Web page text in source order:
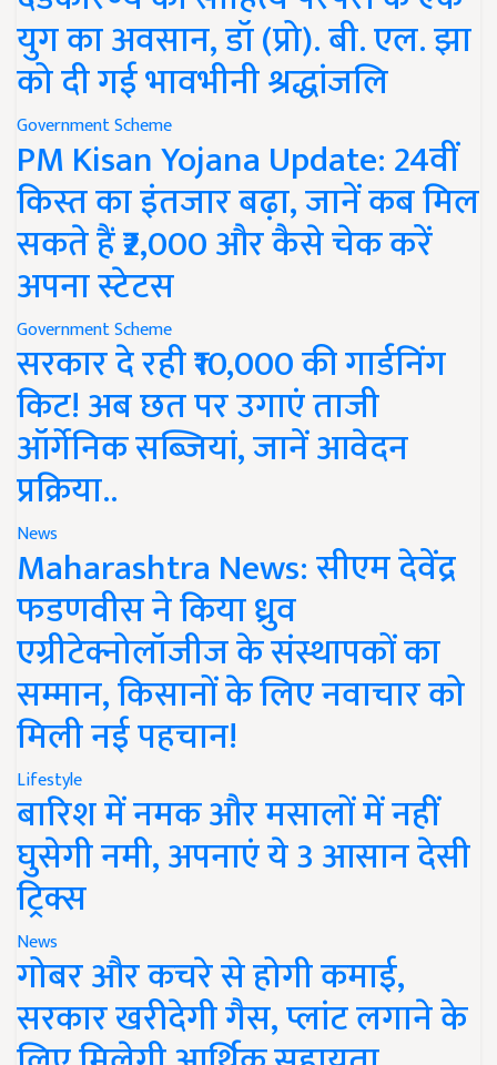
युग का अवसान, डॉ (प्रो). बी. एल. झा
को दी गई भावभीनी श्रद्धांजलि
Government Scheme
PM Kisan Yojana Update: 24वीं
किस्त का इंतजार बढ़ा, जानें कब मिल
सकते हैं ₹2,000 और कैसे चेक करें
अपना स्टेटस
Government Scheme
सरकार दे रही ₹10,000 की गार्डनिंग
किट! अब छत पर उगाएं ताजी
ऑर्गेनिक सब्जियां, जानें आवेदन
प्रक्रिया..
News
Maharashtra News: सीएम देवेंद्र
फडणवीस ने किया ध्रुव
एग्रीटेक्नोलॉजीज के संस्थापकों का
सम्मान, किसानों के लिए नवाचार को
मिली नई पहचान!
Lifestyle
बारिश में नमक और मसालों में नहीं
घुसेगी नमी, अपनाएं ये 3 आसान देसी
ट्रिक्स
News
गोबर और कचरे से होगी कमाई,
सरकार खरीदेगी गैस, प्लांट लगाने के